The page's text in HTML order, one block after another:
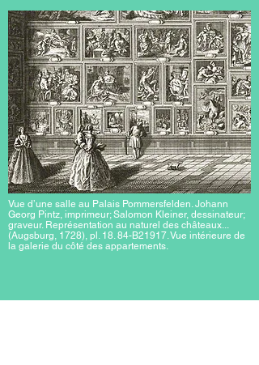
Vue d’une salle au Palais Pommersfelden. Johann
Georg Pintz, imprimeur; Salomon Kleiner, dessinateur;
graveur. Représentation au naturel des châteaux...
(Augsburg, 1728), pl. 18. 84-B21917. Vue intérieure de
la galerie du côté des appartements.